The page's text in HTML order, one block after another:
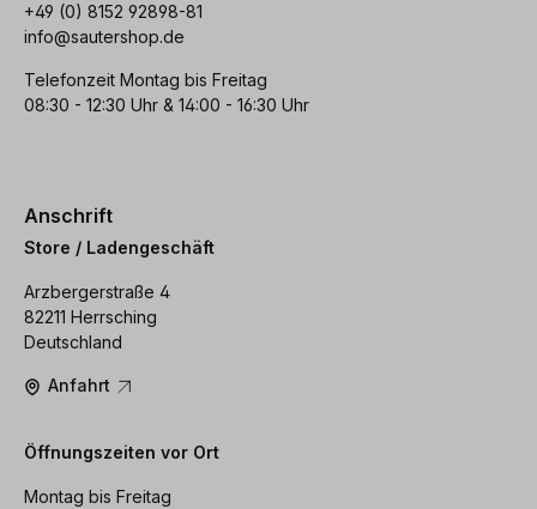
+49 (0) 8152 92898-81
info@sautershop.de
Telefonzeit Montag bis Freitag
08:30 - 12:30 Uhr & 14:00 - 16:30 Uhr
Anschrift
Store / Ladengeschäft
Arzbergerstraße 4
82211 Herrsching
Deutschland
Anfahrt
Öffnungszeiten vor Ort
Montag bis Freitag